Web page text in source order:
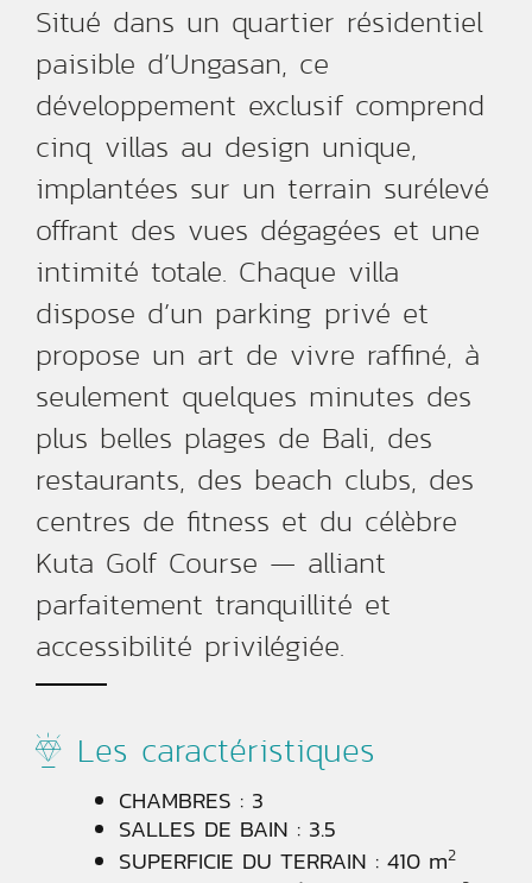
Situé dans un quartier résidentiel
paisible d’Ungasan, ce
développement exclusif comprend
cinq villas au design unique,
implantées sur un terrain surélevé
offrant des vues dégagées et une
intimité totale. Chaque villa
dispose d’un parking privé et
propose un art de vivre raffiné, à
seulement quelques minutes des
plus belles plages de Bali, des
restaurants, des beach clubs, des
centres de fitness et du célèbre
Kuta Golf Course — alliant
parfaitement tranquillité et
accessibilité privilégiée.
Les caractéristiques
CHAMBRES : 3
SALLES DE BAIN : 3.5
SUPERFICIE DU TERRAIN : 410 m2